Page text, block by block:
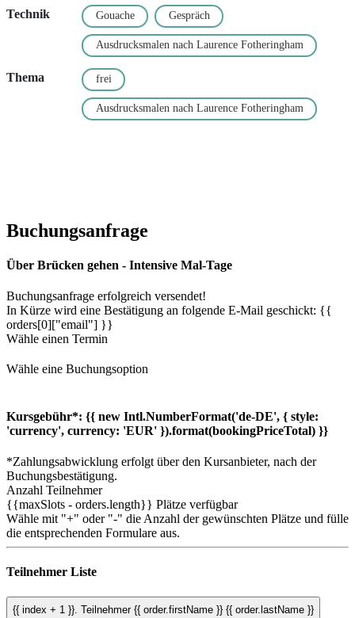
Technik Gouache Gespräch
Ausdrucksmalen nach Laurence Fotheringham
Thema frei
Ausdrucksmalen nach Laurence Fotheringham
Buchungsanfrage
Über Brücken gehen - Intensive Mal-Tage
Buchungsanfrage erfolgreich versendet!
In Kürze wird eine Bestätigung an folgende E-Mail geschickt: {{
orders[0]["email"] }}
Wähle einen Termin
Wähle eine Buchungsoption
Kursgebühr*: {{ new Intl.NumberFormat('de-DE', { style:
'currency', currency: 'EUR' }).format(bookingPriceTotal) }}
*Zahlungsabwicklung erfolgt über den Kursanbieter, nach der
Buchungsbestätigung.
Anzahl Teilnehmer
{{maxSlots - orders.length}} Plätze verfügbar
Wähle mit "+" oder "-" die Anzahl der gewünschten Plätze und fülle
die entsprechenden Formulare aus.
Teilnehmer Liste
{{ index + 1 }}. Teilnehmer {{ order.firstName }} {{ order.lastName }}